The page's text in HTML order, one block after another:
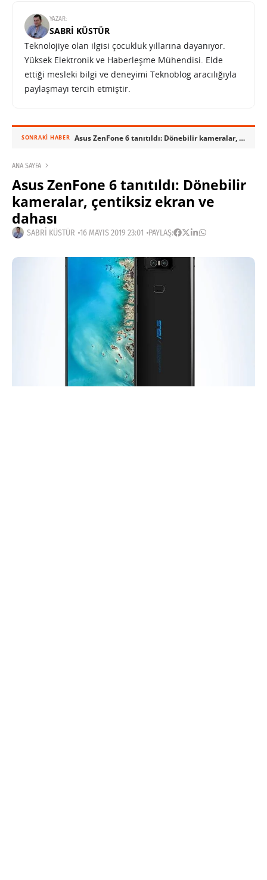
YAZAR:
SABRI KÜSTÜR
Teknolojiye olan ilgisi çocukluk yıllarına dayanıyor.
Yüksek Elektronik ve Haberleşme Mühendisi. Elde
ettiği mesleki bilgi ve deneyimi Teknoblog aracılığıyla
paylaşmayı tercih etmiştir.
SONRAKI HABER Asus ZenFone 6 tanıtıldı: Dönebilir kameralar, çentiksiz ekran ve dahası
ANA SAYFA
Asus ZenFone 6 tanıtıldı: Dönebilir
kameralar, çentiksiz ekran ve
dahası
SABRI KÜSTÜR 16 MAYIS 2019 23:01 PAYLAŞ: